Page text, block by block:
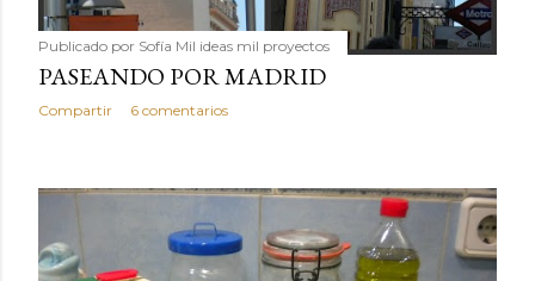
Publicado por Sofía Mil ideas mil proyectos
PASEANDO POR MADRID
Compartir 6 comentarios